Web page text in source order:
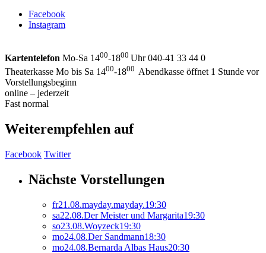
Facebook
Instagram
Kartentelefon Mo-Sa 1400-1800 Uhr 040-41 33 44 0
Theaterkasse Mo bis Sa 1400-1800 Abendkasse öffnet 1 Stunde vor
Vorstellungsbeginn
online – jederzeit
Fast normal
Weiterempfehlen auf
Facebook Twitter
Nächste Vorstellungen
fr21.08.mayday.mayday.19:30
sa22.08.Der Meister und Margarita19:30
so23.08.Woyzeck19:30
mo24.08.Der Sandmann18:30
mo24.08.Bernarda Albas Haus20:30